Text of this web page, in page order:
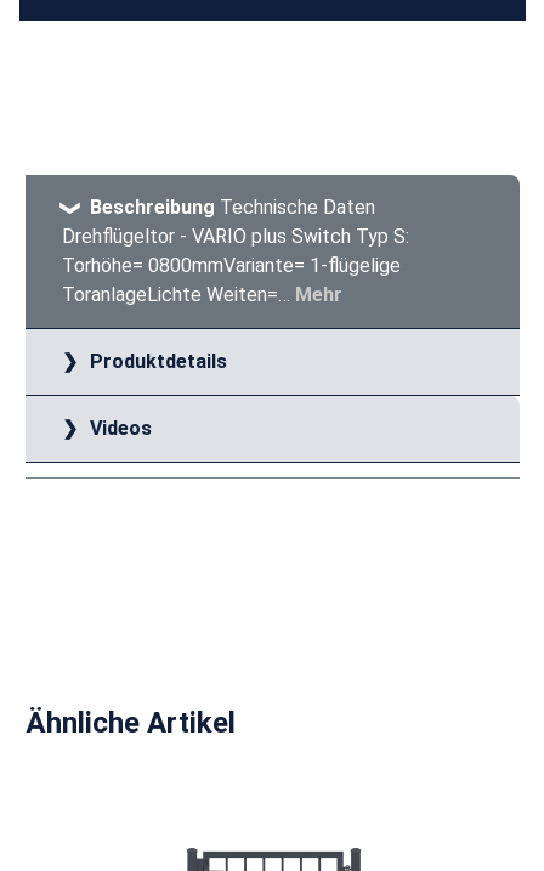
Beschreibung Technische Daten
Drehflügeltor - VARIO plus Switch Typ S:
Torhöhe= 0800mmVariante= 1-flügelige
ToranlageLichte Weiten=… Mehr
Produktdetails
Videos
Produktgalerie überspringen
Ähnliche Artikel